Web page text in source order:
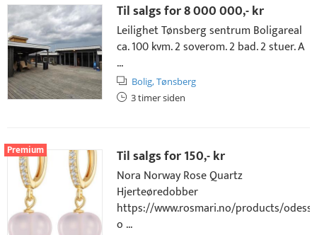
Til salgs for8 000 000,- kr
Leilighet Tønsberg sentrum Boligareal
ca. 100 kvm. 2 soverom. 2 bad. 2 stuer. A
...
Bolig,Tønsberg
3 timer siden
Premium Til salgs for150,- kr
Nora Norway Rose Quartz
Hjerteøredobber
https://www.rosmari.no/products/
o ...